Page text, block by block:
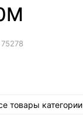
75278
товары категории